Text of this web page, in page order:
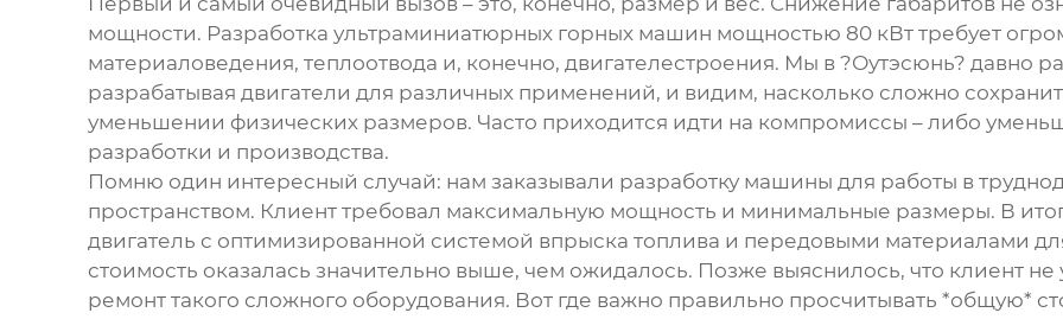
мощности. Разработка ультраминиатюрных горных машин мощностью 80 кВттребует
материаловедения, теплоотвода и, конечно, двигателестроения. Мы в ?Оутэсюнь?
разрабатывая двигатели для различных применений, и видим, насколько сложно
уменьшении физических размеров. Часто приходится идти на компромиссы – либо
разработки и производства.
Помню один интересный случай: нам заказывали разработку машины для работы в
пространством. Клиент требовал максимальную мощность и минимальные размеры. В
двигатель с оптимизированной системой впрыска топлива и передовыми материалами
стоимость оказалась значительно выше, чем ожидалось. Позже выяснилось, что клиент
ремонт такого сложного оборудования. Вот где важно правильно просчитывать *общую*